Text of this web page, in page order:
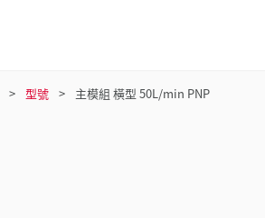
型號 主模組 橫型 50L/min PNP